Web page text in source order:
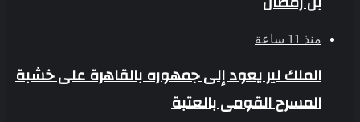
منذ 11 ساعة
الملك لير يعود إلى جمهوره بالقاهرة على خشبة
المسرح القومى بالعتبة